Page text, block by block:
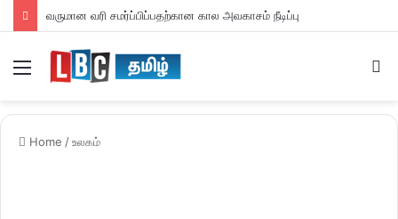
வருமான வரி சமர்ப்பிப்பதற்கான கால அவகாசம் நீடிப்பு
Home /உலகம்